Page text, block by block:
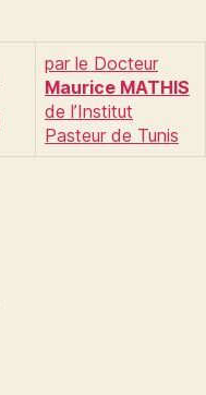
par le Docteur
Maurice MATHIS
de l’Institut
Pasteur de Tunis